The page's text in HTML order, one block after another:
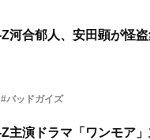
河合郁人、安田顕が怪
#バッドガイズ
主演ドラマ「ワンモア